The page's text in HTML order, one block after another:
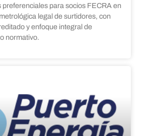
preferenciales para socios FECRA en
legal de surtidores, con
y enfoque integral de
normativo.